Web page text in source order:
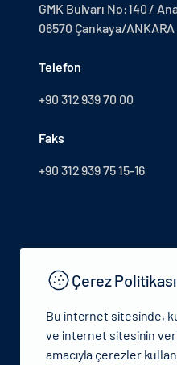
GMK Bulvarı No:140 /
06570 Çankaya/ANKARA
Telefon
+90 312 939 70 00
Faks
+90 312 939 75 15-16
Çerez Politikası
Bu internet sitesinde,
ve internet sitesinin
amacıyla çerezler